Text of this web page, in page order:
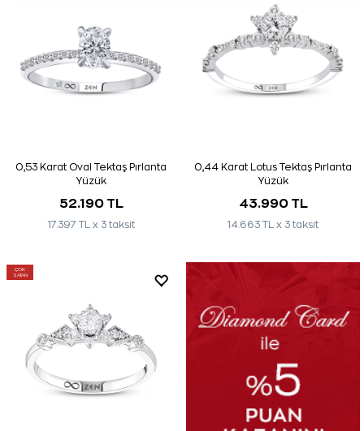
0,53 Karat Oval Tektaş Pırlanta
Yüzük
52.190 TL
17.397 TL x 3 taksit
0,44 Karat Lotus Tektaş Pırlanta
Yüzük
43.990 TL
14.663 TL x 3 taksit
ÇOK
SATAN